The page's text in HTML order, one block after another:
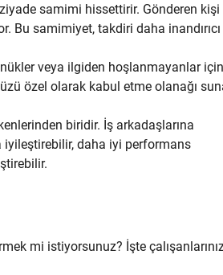
samimi hissettirir. Gönderen kişi
Bu samimiyet, takdiri daha inandırıcı
veya ilgiden hoşlanmayanlar için
özel olarak kabul etme olanağı
biridir. İş arkadaşlarına
iyileştirebilir, daha iyi performans
mi istiyorsunuz? İşte